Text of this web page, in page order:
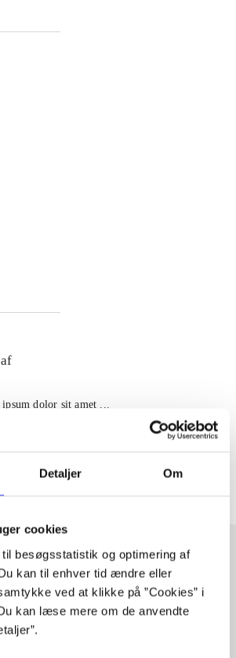
Detaljer Om
cookies
besøgsstatistik og optimering af
kan til enhver tid ændre eller
ved at klikke på ”Cookies” i
kan læse mere om de anvendte
dolor sit amet ...
emner